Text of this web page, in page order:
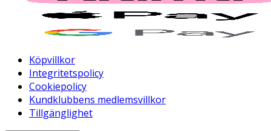
Köpvillkor
Integritetspolicy
Cookiepolicy
Kundklubbens medlemsvillkor
Tillgänglighet